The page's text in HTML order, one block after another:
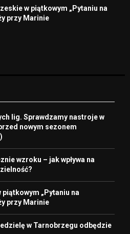
w piątkowym „Pytaniu na
przy Marinie
lig. Sprawdzamy nastroje w
nowym sezonem
wzroku – jak wpływa na
„Pytaniu na
przy Marinie
w Tarnobrzegu odbędzie